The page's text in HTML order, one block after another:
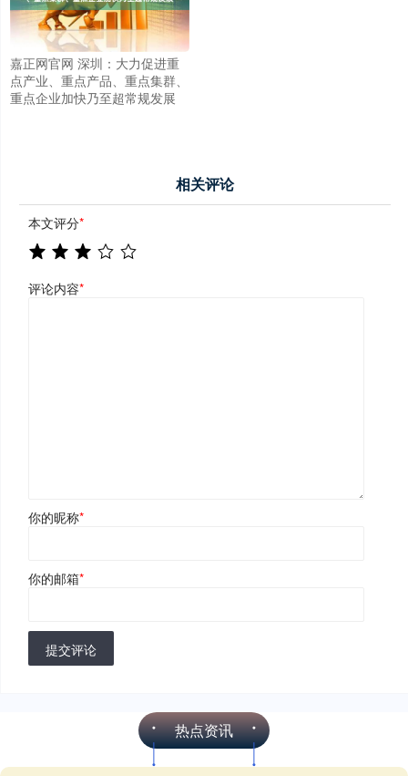
嘉正网官网 深圳：大力促进重
点产业、重点产品、重点集群、
重点企业加快乃至超常规发展
相关评论
本文评分*
评论内容*
你的昵称*
你的邮箱*
提交评论
热点资讯